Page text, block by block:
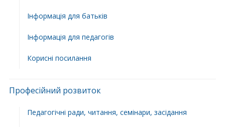
Інформація для батьків
Інформація для педагогів
Корисні посилання
Професійний розвиток
Педагогічні ради, читання, семінари, засідання